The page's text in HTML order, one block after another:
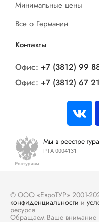
Минимальные цены
Все о Германии
Контакты
Офис: +7 (3812) 99
Офис: +7 (3812) 67
Мы в реестре
РТА 0004131
© ООО «ЕвроТУР» 2001-
конфиденциальности и
ресурса
Обращаем Ваше внимание